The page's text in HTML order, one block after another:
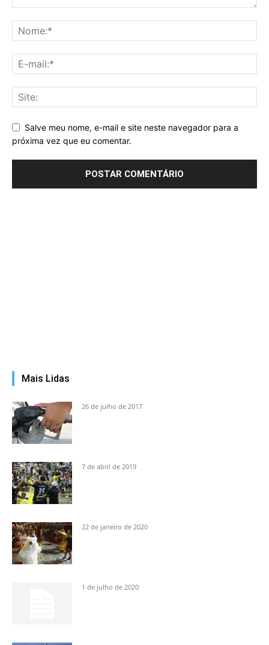
Salve meu nome, e-mail e site neste navegador para a
próxima vez que eu comentar.
Mais Lidas
26 de julho de 2017
7 de abril de 2019
22 de janeiro de 2020
1 de julho de 2020